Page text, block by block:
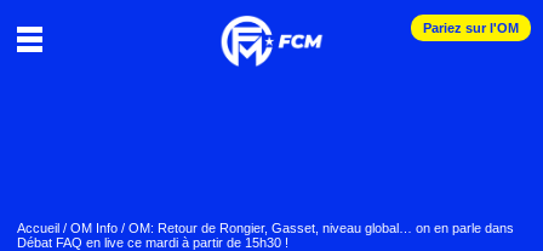
Pariez sur l'OM
Accueil / OM Info / OM: Retour de Rongier, Gasset, niveau global… on en parle dans
Débat FAQ en live ce mardi à partir de 15h30 !